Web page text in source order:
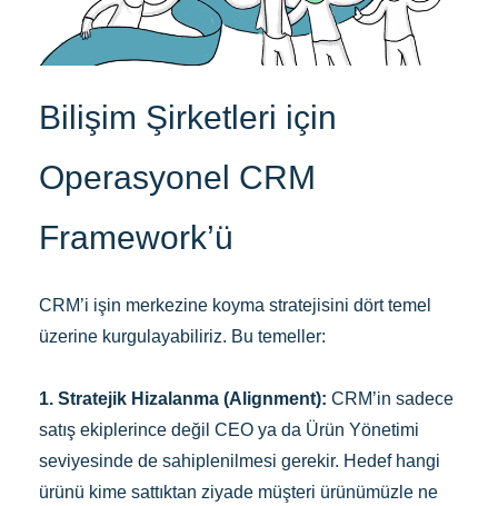
Bilişim Şirketleri için
Operasyonel CRM
Framework’ü
CRM’i işin merkezine koyma stratejisini dört temel
üzerine kurgulayabiliriz. Bu temeller:
1. Stratejik Hizalanma (Alignment): CRM’in sadece
satış ekiplerince değil CEO ya da Ürün Yönetimi
seviyesinde de sahiplenilmesi gerekir. Hedef hangi
ürünü kime sattıktan ziyade müşteri ürünümüzle ne